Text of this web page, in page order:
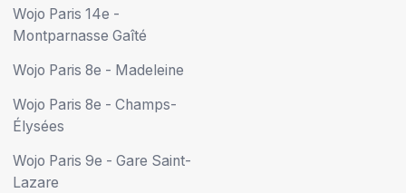
Wojo Paris 14e -
Montparnasse Gaîté
Wojo Paris 8e - Madeleine
Wojo Paris 8e - Champs-
Élysées
Wojo Paris 9e - Gare Saint-
Lazare